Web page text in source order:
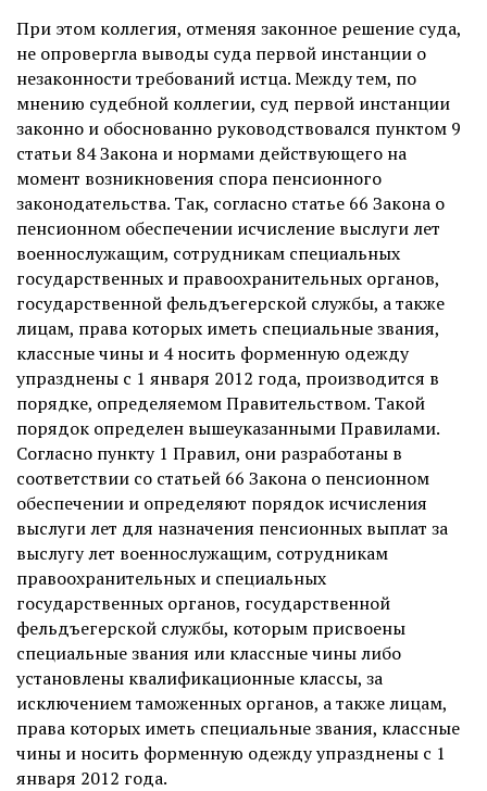
При этом коллегия, отменяя законное решение суда,
не опровергла выводы суда первой инстанции о
незаконности требований истца. Между тем, по
мнению судебной коллегии, суд первой инстанции
законно и обоснованно руководствовался пунктом 9
статьи 84 Закона и нормами действующего на
момент возникновения спора пенсионного
законодательства. Так, согласно статье 66 Закона о
пенсионном обеспечении исчисление выслуги лет
военнослужащим, сотрудникам специальных
государственных и правоохранительных органов,
государственной фельдъегерской службы, а также
лицам, права которых иметь специальные звания,
классные чины и 4 носить форменную одежду
упразднены с 1 января 2012 года, производится в
порядке, определяемом Правительством. Такой
порядок определен вышеуказанными Правилами.
Согласно пункту 1 Правил, они разработаны в
соответствии со статьей 66 Закона о пенсионном
обеспечении и определяют порядок исчисления
выслуги лет для назначения пенсионных выплат за
выслугу лет военнослужащим, сотрудникам
правоохранительных и специальных
государственных органов, государственной
фельдъегерской службы, которым присвоены
специальные звания или классные чины либо
установлены квалификационные классы, за
исключением таможенных органов, а также лицам,
права которых иметь специальные звания, классные
чины и носить форменную одежду упразднены с 1
января 2012 года.